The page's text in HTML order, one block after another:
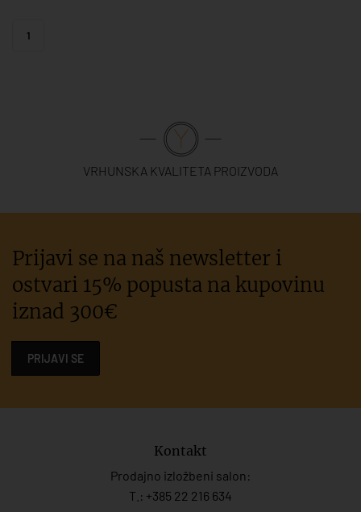
1
VRHUNSKA KVALITETA PROIZVODA
Prijavi se na naš newsletter i
ostvari 15% popusta na kupovinu
iznad 300€
PRIJAVI SE
Kontakt
Prodajno izložbeni salon:
T.: +385 22 216 634